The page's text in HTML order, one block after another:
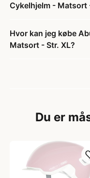
Cykelhjelm - Matsort
Hvor kan jeg købe
Matsort - Str. XL?
Du er